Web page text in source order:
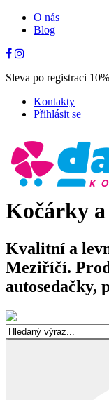
O nás
Blog
Sleva po registraci 10%
Kontakty
Přihlásit se
Kočárky a
Kvalitní a
Meziříčí.
autosedačky,